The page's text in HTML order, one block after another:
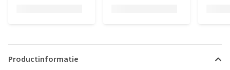
Productinformatie